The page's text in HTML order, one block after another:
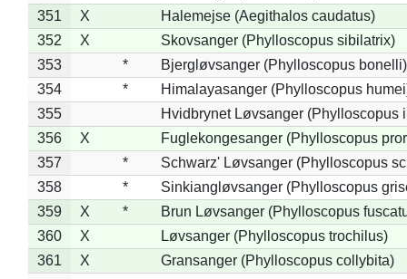
351
X
Halemejse (Aegithalos caudatus)
352
X
Skovsanger (Phylloscopus sibilatrix)
353
*
Bjergløvsanger (Phylloscopus bonelli)
354
*
Himalayasanger (Phylloscopus
355
Hvidbrynet Løvsanger (Phylloscopus
356
X
Fuglekongesanger (Phylloscopus
357
*
Schwarz' Løvsanger (Phylloscopus
358
*
Sinkiangløvsanger (Phylloscopus
359
X *
Brun Løvsanger (Phylloscopus
360
X
Løvsanger (Phylloscopus trochilus)
361
X
Gransanger (Phylloscopus collybita)